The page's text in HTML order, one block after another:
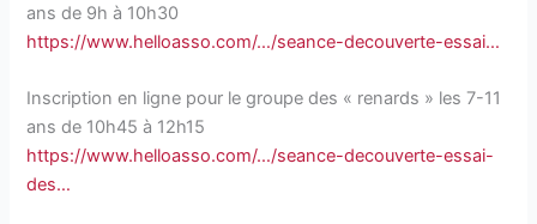
ans de 9h à 10h30
https://www.helloasso.com/…/seance-decouverte-essai…
Inscription en ligne pour le groupe des « renards » les 7-11
ans de 10h45 à 12h15
https://www.helloasso.com/…/seance-decouverte-essai-
des…